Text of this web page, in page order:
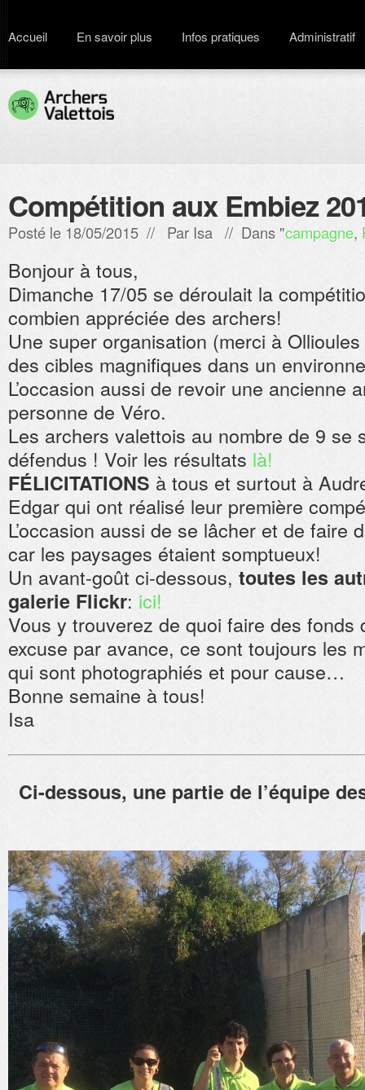
Accueil En savoir plus Infos pratiques Administratif
Compétition aux Embiez
Posté le 18/05/2015 // Par Isa // Dans "campagne,
Bonjour à tous,
Dimanche 17/05 se déroulait la
combien appréciée des archers!
Une super organisation (merci à
des cibles magnifiques dans un
L’occasion aussi de revoir une ancienne
personne de Véro.
Les archers valettois au nombre de 9 se
défendus ! Voir les résultats là!
FÉLICITATIONS à tous et surtout à
Edgar qui ont réalisé leur première
L’occasion aussi de se lâcher et de faire
car les paysages étaient somptueux!
Un avant-goût ci-dessous, toutes les
galerie Flickr: ici!
Vous y trouverez de quoi faire des fonds
excuse par avance, ce sont toujours les
qui sont photographiés et pour cause…
Bonne semaine à tous!
Isa
Ci-dessous, une partie de l’équipe